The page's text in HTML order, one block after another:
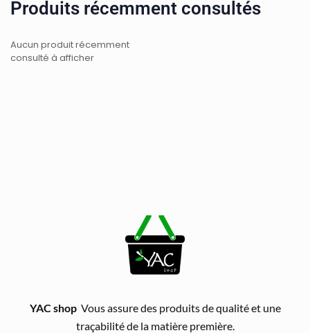
Produits récemment consultés
Aucun produit récemment
consulté à afficher
YAC shopVous assure des produits de qualité et une
traçabilité de la matière première.